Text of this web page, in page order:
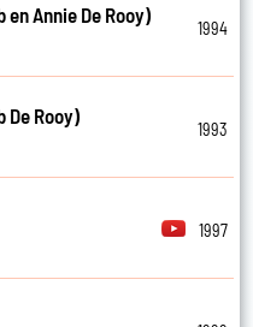
en Annie De Rooy)
1994
De Rooy)
1993
1997